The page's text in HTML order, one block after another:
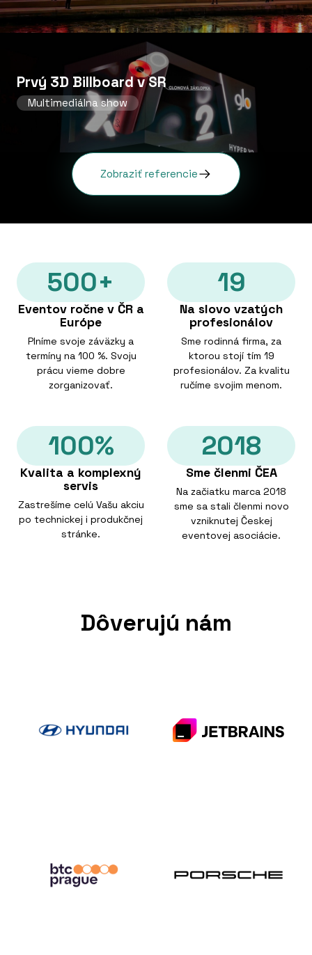
Prvý 3D Billboard v SR
Multimediálna show
Zobraziť referencie
500+
Eventov ročne v ČR a
Európe
Plníme svoje záväzky a
termíny na 100 %. Svoju
prácu vieme dobre
zorganizovať.
19
Na slovo vzatých
profesionálov
Sme rodinná firma, za
ktorou stojí tím 19
profesionálov. Za kvalitu
ručíme svojim menom.
100%
Kvalita a komplexný
servis
Zastrešíme celú Vašu akciu
po technickej i produkčnej
stránke.
2018
Sme členmi ČEA
Na začiatku marca 2018
sme sa stali členmi novo
vzniknutej Českej
eventovej asociácie.
Dôverujú nám